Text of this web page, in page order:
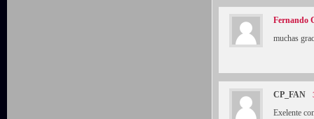
Fernando
muchas
CP_FAN
Exelente